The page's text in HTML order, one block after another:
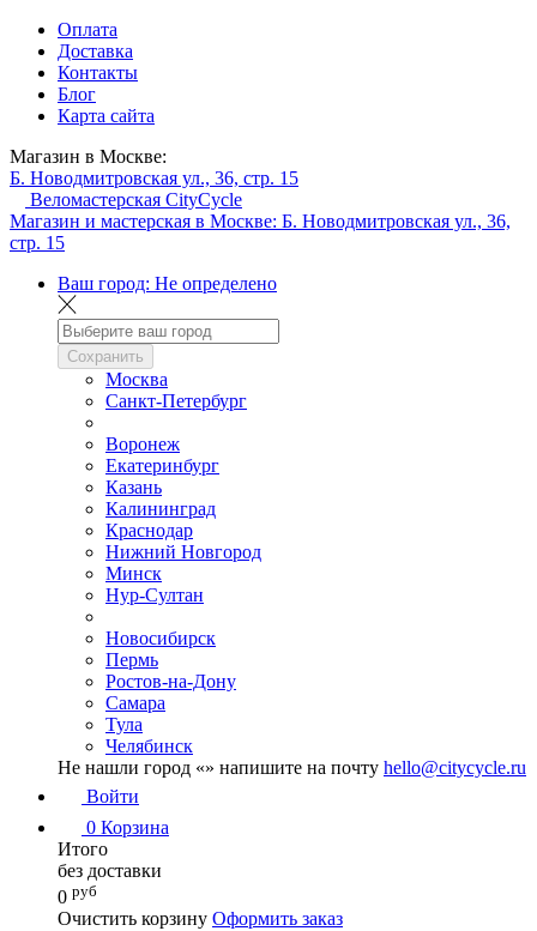
Оплата
Доставка
Контакты
Блог
Карта сайта
Магазин в Москве:
Б. Новодмитровская ул., 36, стр. 15
Веломастерская CityCycle
Магазин и мастерская в Москве: Б. Новодмитровская ул., 36,
стр. 15
Ваш город: Не определено
Сохранить
Москва
Санкт-Петербург
Воронеж
Екатеринбург
Казань
Калининград
Краснодар
Нижний Новгород
Минск
Нур-Султан
Новосибирск
Пермь
Ростов-на-Дону
Самара
Тула
Челябинск
Не нашли город «» напишите на почту hello@citycycle.ru
Войти
0 Корзина
Итого
без доставки
0 руб
Очистить корзину Оформить заказ